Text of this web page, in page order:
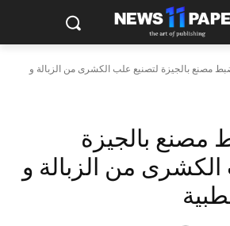
مصنع بالجيزة لتصنيع علب الكشرى من الزبالة و
مصنع بالجيزة
من الزبالة و